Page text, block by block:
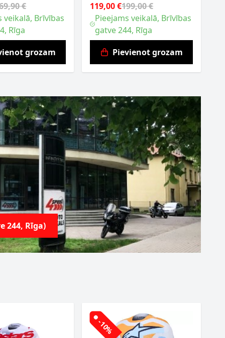
€
veikalā, Brīvības
Rīga
grozam
119,00 €199,00 €
Pieejams veikalā, Brīvības
gatve 244, Rīga
Pievienot grozam
244, Rīga)
-10%